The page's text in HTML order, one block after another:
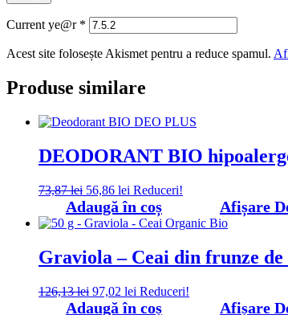
Current ye@r *
Acest site folosește Akismet pentru a reduce spamul.
Produse similare
DEODORANT BIO
73,87lei Prețul
inițial
a
fost:
73,87 lei.
56,86 lei Prețul
curent
este:
56,86 lei.
Reduceri!
Adaugă în coș Afișare
Graviola – Ceai din frunze
126,13lei Prețul
inițial
97,02 lei Prețul
curent
Reduceri!
Adaugă în coș Afișare